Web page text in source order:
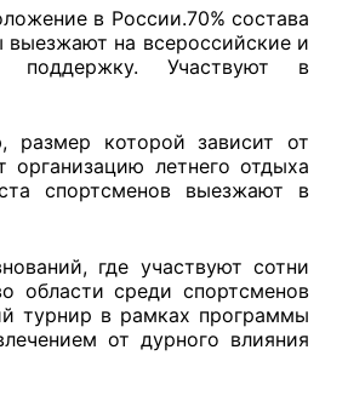
в России.70% состава
на всероссийские и
поддержку. Участвуют в
размер которой зависит от
летнего отдыха
спортсменов выезжают в
где участвуют сотни
области среди спортсменов
турнир в рамках программы
от дурного влияния